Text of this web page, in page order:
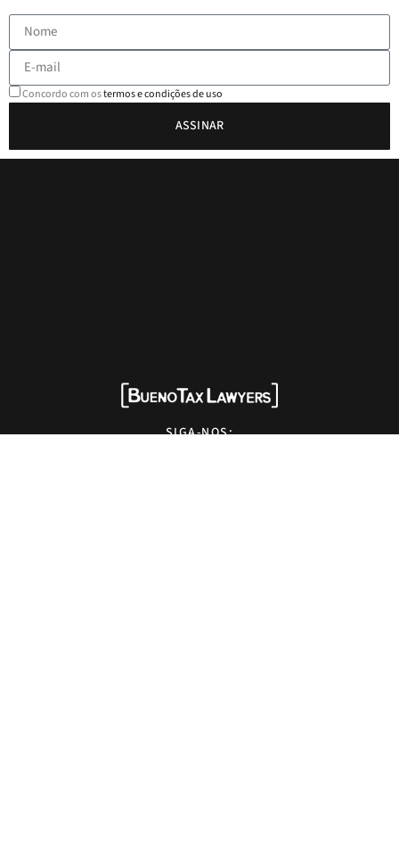
Concordo com ostermos e condições de uso
ASSINAR
SIGA-NOS: